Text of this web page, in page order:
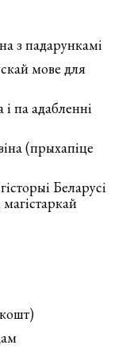
з падарункамі
мове для
па адабленні
(прыхапіце
Беларусі